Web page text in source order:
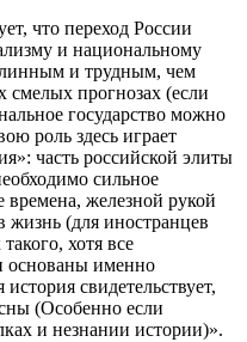
что переход России
и на­циональному
и трудным, чем
смелых прогнозах (если
государство можно
роль здесь играет
часть российской эли­ты
сильное
времена, желез­ной рукой
жизнь (для иностранцев
хотя все
основаны именно
сви­детельствует,
(Особенно если
и незнании истории)».